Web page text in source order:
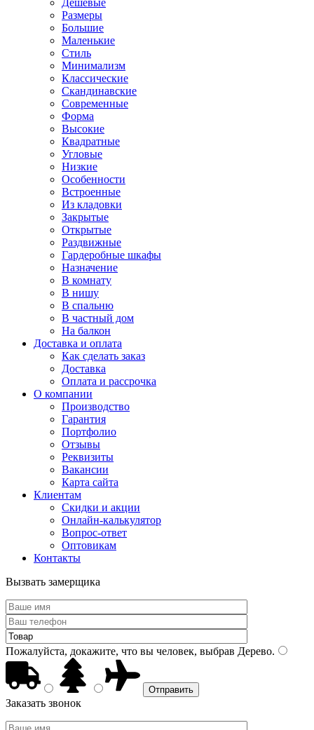
Дешевые
Размеры
Большие
Маленькие
Стиль
Минимализм
Классические
Скандинавские
Современные
Форма
Высокие
Квадратные
Угловые
Низкие
Особенности
Встроенные
Из кладовки
Закрытые
Открытые
Раздвижные
Гардеробные шкафы
Назначение
В комнату
В нишу
В спальню
В частный дом
На балкон
Доставка и оплата
Как сделать заказ
Доставка
Оплата и рассрочка
О компании
Производство
Гарантия
Портфолио
Отзывы
Реквизиты
Вакансии
Карта сайта
Клиентам
Скидки и акции
Онлайн-калькулятор
Вопрос-ответ
Оптовикам
Контакты
Вызвать замерщика
Пожалуйста, докажите, что вы человек, выбрав Дерево.
Заказать звонок